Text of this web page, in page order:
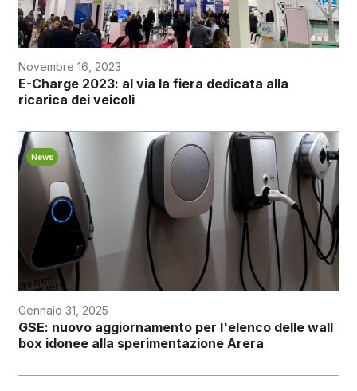
Novembre 16, 2023
E-Charge 2023: al via la fiera dedicata alla
ricarica dei veicoli
News
Gennaio 31, 2025
GSE: nuovo aggiornamento per l'elenco delle wall
box idonee alla sperimentazione Arera